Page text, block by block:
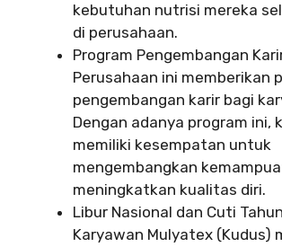
kebutuhan nutrisi mereka
di perusahaan.
Program Pengembangan
Perusahaan ini memberikan
pengembangan karir bagi
Dengan adanya program ini,
memiliki kesempatan untuk
mengembangkan
meningkatkan kualitas diri.
Libur Nasional dan Cuti
Karyawan Mulyatex (Kudus)